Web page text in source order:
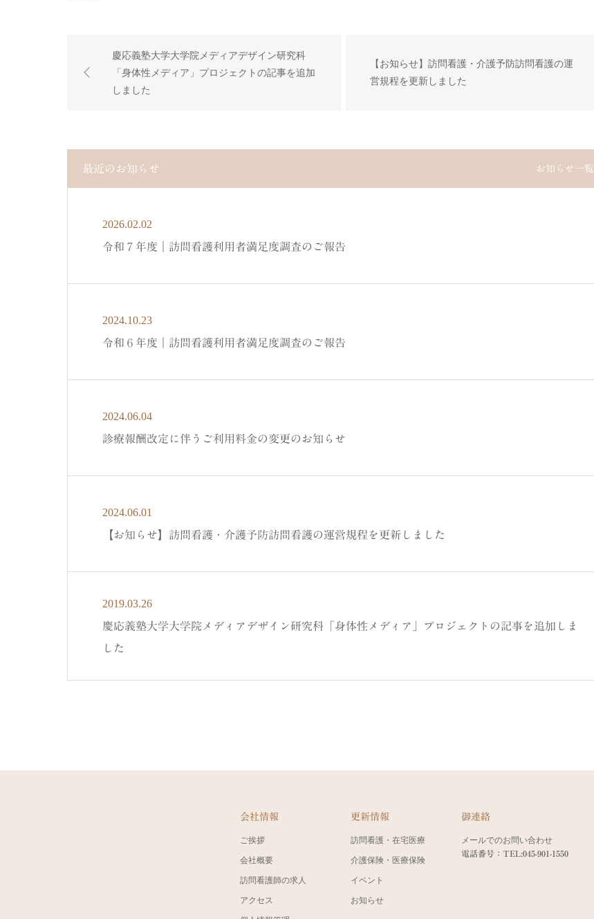
慶応義塾大学大学院メディアデザイン研究科
「身体性メディア」プロジェクトの記事を追加
しました
【お知らせ】訪問看護・介護予防訪問看護の運
営規程を更新しました
最近のお知らせ お知らせ一覧
2026.02.02
令和７年度｜訪問看護利用者満足度調査のご報告
2024.10.23
令和６年度｜訪問看護利用者満足度調査のご報告
2024.06.04
診療報酬改定に伴うご利用料金の変更のお知らせ
2024.06.01
【お知らせ】訪問看護・介護予防訪問看護の運営規程を更新しました
2019.03.26
慶応義塾大学大学院メディアデザイン研究科「身体性メディア」プロジェクトの記事を追加しま
した
会社情報
ご挨拶
会社概要
訪問看護師の求人
アクセス
更新情報
訪問看護・在宅医療
介護保険・医療保険
イベント
お知らせ
御連絡
メールでのお問い合わせ
電話番号：TEL:045-901-1550